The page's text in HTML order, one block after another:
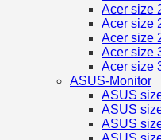
Acer size
Acer size
Acer size
Acer size
Acer size
ASUS-Monitor
ASUS
ASUS
ASUS